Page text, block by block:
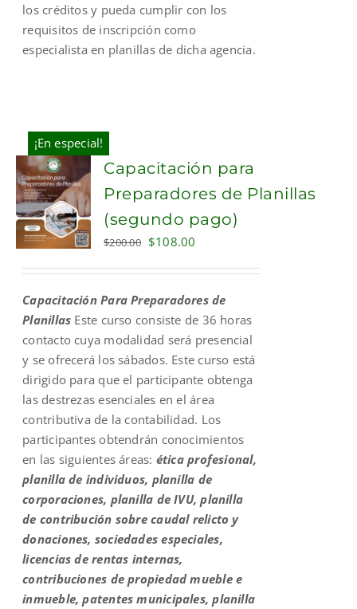
los créditos y pueda cumplir con los
requisitos de inscripción como
especialista en planillas de dicha agencia.
¡En especial!
ADD TO
CART
Capacitación para
Preparadores de Planillas
(segundo pago)
$200.00 Original
$200.00.
$108.00
$108.00.
Capacitación Para Preparadores de
Planillas Este curso consiste de 36 horas
contacto cuya modalidad será presencial
y se ofrecerá los sábados. Este curso está
dirigido para que el participante obtenga
las destrezas esenciales en el área
contributiva de la contabilidad. Los
participantes obtendrán conocimientos
en las siguientes áreas: ética profesional,
planilla de individuos, planilla de
corporaciones, planilla de IVU, planilla
de contribución sobre caudal relicto y
donaciones, sociedades especiales,
licencias de rentas internas,
contribuciones de propiedad mueble e
inmueble, patentes municipales, planilla